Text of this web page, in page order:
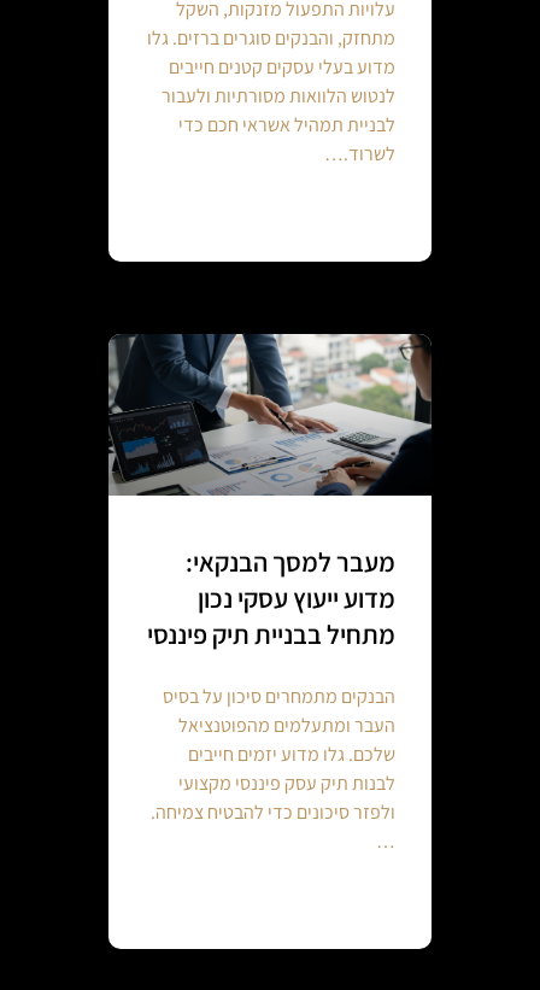
עלויות התפעול מזנקות, השקל
מתחזק, והבנקים סוגרים ברזים. גלו
מדוע בעלי עסקים קטנים חייבים
לנטוש הלוואות מסורתיות ולעבור
לבניית תמהיל אשראי חכם כדי
לשרוד.…
מעבר למסך הבנקאי:
מדוע ייעוץ עסקי נכון
מתחיל בבניית תיק פיננסי
הבנקים מתמחרים סיכון על בסיס
העבר ומתעלמים מהפוטנציאל
שלכם. גלו מדוע יזמים חייבים
לבנות תיק עסק פיננסי מקצועי
ולפזר סיכונים כדי להבטיח צמיחה.
…